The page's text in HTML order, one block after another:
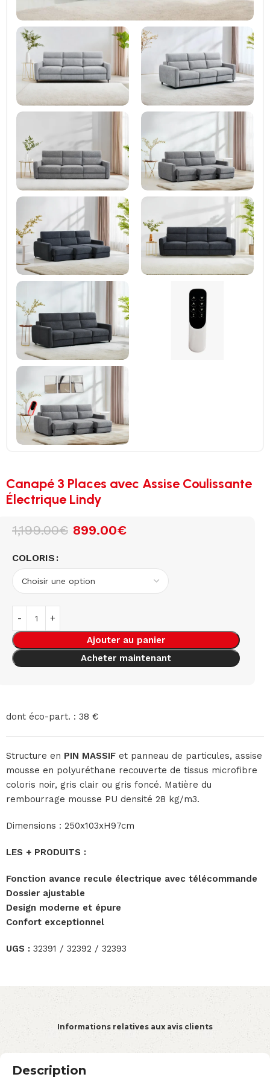
Canapé 3 Places avec Assise Coulissante
Électrique Lindy
1,199.00€ 899.00€
COLORIS
Ajouter au panier
Acheter maintenant
dont éco-part. : 38 €
Structure en PIN MASSIF et panneau de particules, assise
mousse en polyuréthane recouverte de tissus microfibre
coloris noir, gris clair ou gris foncé. Matière du
rembourrage mousse PU densité 28 kg/m3.
Dimensions : 250x103xH97cm
LES + PRODUITS :
Fonction avance recule électrique avec télécommande
Dossier ajustable
Design moderne et épure
Confort exceptionnel
UGS : 32391 / 32392 / 32393
Informations relatives aux avis clients
Description